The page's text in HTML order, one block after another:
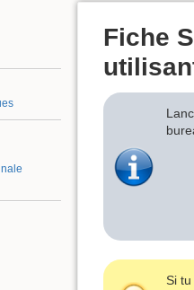
Fiche
Si